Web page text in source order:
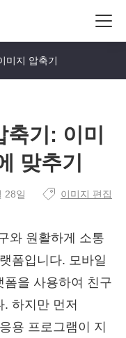
미지 압축기
기: 이미
맞추기
28일 이미지 편집
와 원활하게 소통
폼입니다. 모바일
을 사용하여 친구
하지만 먼저
용 프로그램이 지